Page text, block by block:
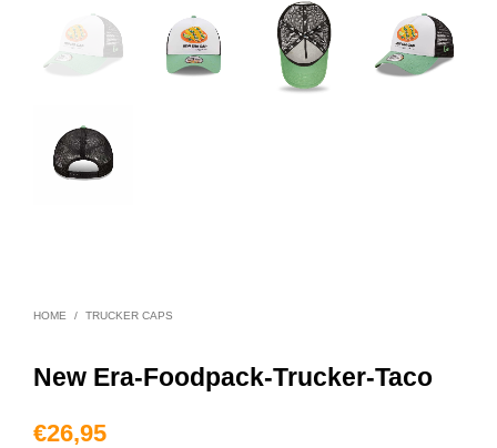
HOME / TRUCKER CAPS
New Era-Foodpack-Trucker-Taco
€26,95